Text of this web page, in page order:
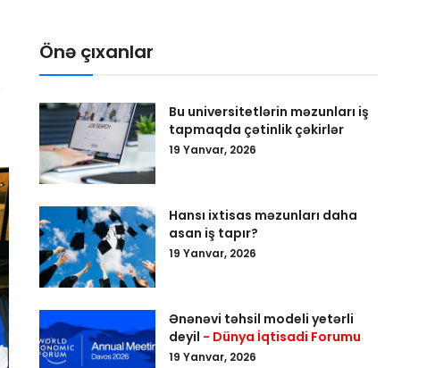
Önə çıxanlar
Bu universitetlərin məzunları iş
tapmaqda çətinlik çəkirlər
19 Yanvar, 2026
Hansı ixtisas məzunları daha
asan iş tapır?
19 Yanvar, 2026
Ənənəvi təhsil modeli yetərli
deyil - Dünya İqtisadi Forumu
19 Yanvar, 2026